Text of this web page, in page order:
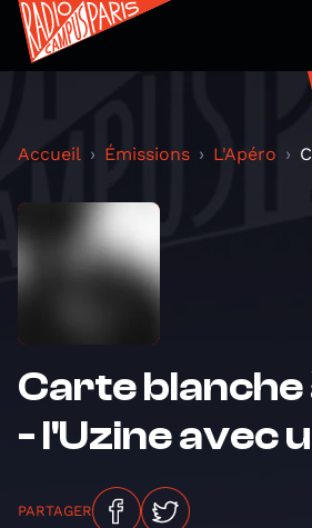
Accueil Émissions L'Apéro
Carte blanche
- l'Uzine avec
PARTAGER